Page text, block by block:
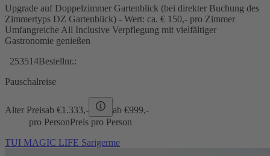
Upgrade auf Doppelzimmer Gartenblick (bei direkter Buchung des
Zimmertyps DZ Gartenblick) - Wert: ca. € 150,- pro Zimmer
Umfangreiche All Inclusive Verpflegung mit vielfältiger
Gastronomie genießen
253514Bestellnr.:
Pauschalreise
Alter Preisab €1.333,- ab €999,-
pro PersonPreis pro Person
TUI MAGIC LIFE Sarigerme